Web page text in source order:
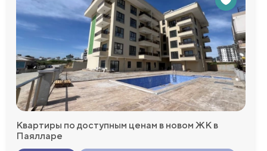
Квартиры по доступным ценам в новом ЖК в
Паялларе